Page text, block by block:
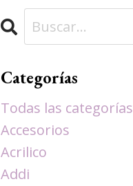
Categorías
Todas las categorías
Accesorios
Acrilico
Addi